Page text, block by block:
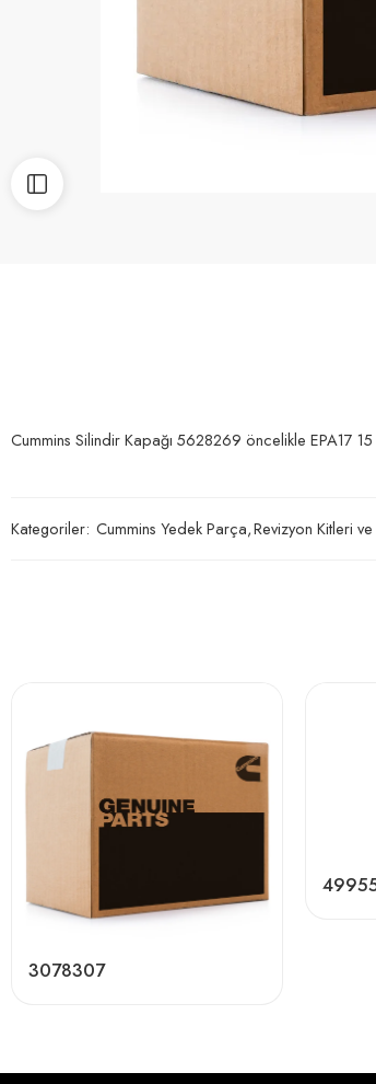
Cummins Silindir Kapağı 5628269 öncelikle EPA17
Kategoriler: Cummins Yedek Parça,Revizyon Kitleri
3078307